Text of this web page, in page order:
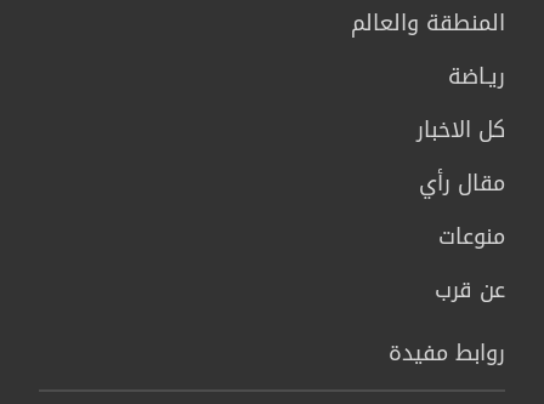
المنطقة والعالم
ريـاضة
كل الاخبار
مقال رأي
منوعات
عن قرب
روابط مفيدة